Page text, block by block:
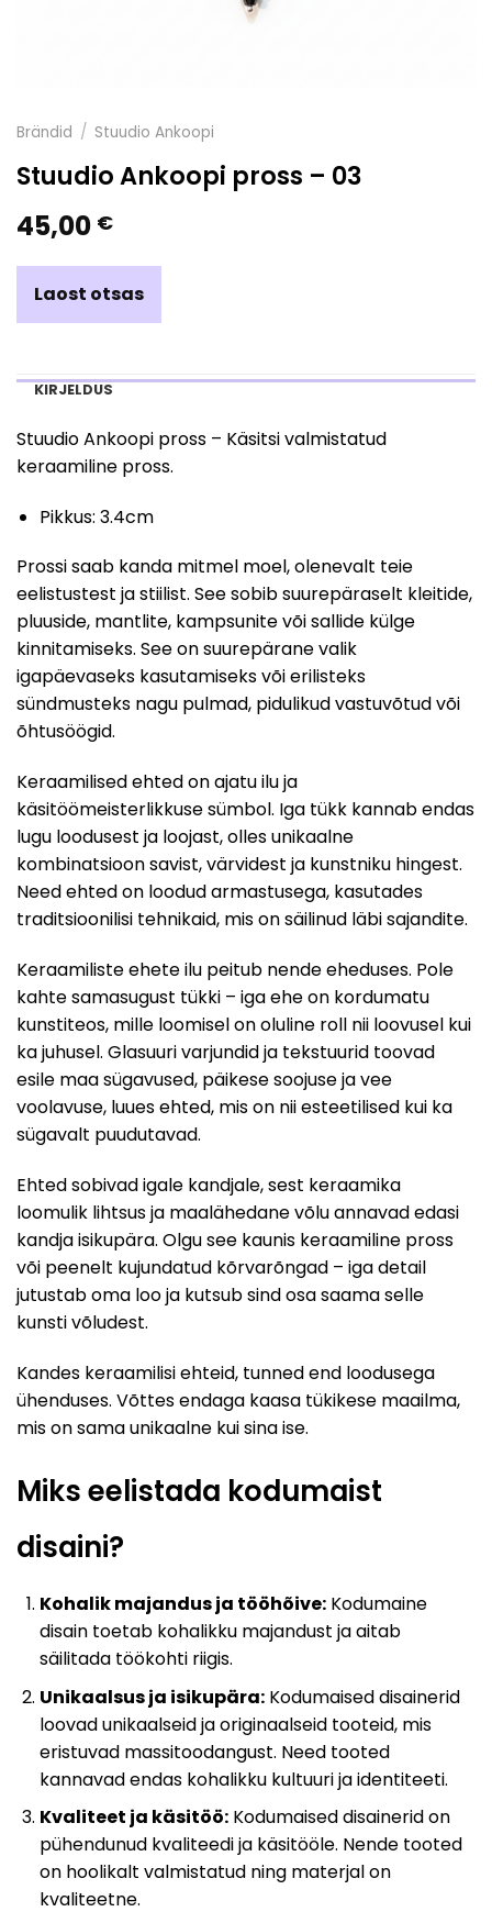
Brändid / Stuudio Ankoopi
Stuudio Ankoopi pross – 03
45,00 €
Laost otsas
KIRJELDUS
Stuudio Ankoopi pross – Käsitsi valmistatud
keraamiline pross.
Pikkus: 3.4cm
Prossi saab kanda mitmel moel, olenevalt teie
eelistustest ja stiilist. See sobib suurepäraselt kleitide,
pluuside, mantlite, kampsunite või sallide külge
kinnitamiseks. See on suurepärane valik
igapäevaseks kasutamiseks või erilisteks
sündmusteks nagu pulmad, pidulikud vastuvõtud või
õhtusöögid.
Keraamilised ehted on ajatu ilu ja
käsitöömeisterlikkuse sümbol. Iga tükk kannab endas
lugu loodusest ja loojast, olles unikaalne
kombinatsioon savist, värvidest ja kunstniku hingest.
Need ehted on loodud armastusega, kasutades
traditsioonilisi tehnikaid, mis on säilinud läbi sajandite.
Keraamiliste ehete ilu peitub nende eheduses. Pole
kahte samasugust tükki – iga ehe on kordumatu
kunstiteos, mille loomisel on oluline roll nii loovusel kui
ka juhusel. Glasuuri varjundid ja tekstuurid toovad
esile maa sügavused, päikese soojuse ja vee
voolavuse, luues ehted, mis on nii esteetilised kui ka
sügavalt puudutavad.
Ehted sobivad igale kandjale, sest keraamika
loomulik lihtsus ja maalähedane võlu annavad edasi
kandja isikupära. Olgu see kaunis keraamiline pross
või peenelt kujundatud kõrvarõngad – iga detail
jutustab oma loo ja kutsub sind osa saama selle
kunsti võludest.
Kandes keraamilisi ehteid, tunned end loodusega
ühenduses. Võttes endaga kaasa tükikese maailma,
mis on sama unikaalne kui sina ise.
Miks eelistada kodumaist
disaini?
Kohalik majandus ja tööhõive:Kodumaine
disain toetab kohalikku majandust ja aitab
säilitada töökohti riigis.
Unikaalsus ja isikupära:Kodumaised disainerid
loovad unikaalseid ja originaalseid tooteid, mis
eristuvad massitoodangust. Need tooted
kannavad endas kohalikku kultuuri ja identiteeti.
Kvaliteet ja käsitöö:Kodumaised disainerid on
pühendunud kvaliteedi ja käsitööle. Nende tooted
on hoolikalt valmistatud ning materjal on
kvaliteetne.